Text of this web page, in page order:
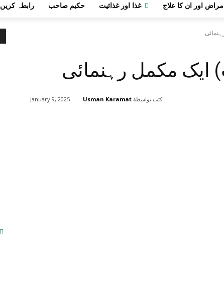
رابطہ کریں حکیم صاحب غذا اور غذائیت اور ان کا علاج
ایک مکمل رہنمائی
January 9, 2025 كتب بواسطة Usman Karamat